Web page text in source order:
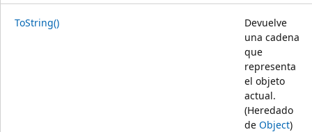
ToString()
Devuelve
una cadena
que
representa
el objeto
actual.
(Heredado
de Object)